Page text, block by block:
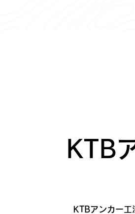
KTB
KTBアンカー工